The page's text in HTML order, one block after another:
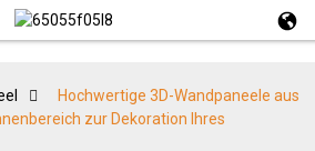
Hochwertige 3D-Wandpaneele aus
zur Dekoration Ihres